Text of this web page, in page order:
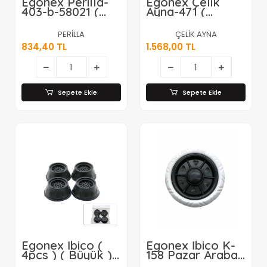
403-b-58021 (
Lüx ) ( 3
Tekerlekli )
Metal Pazar
Arabası*4=k
PERİLLA
834,40 TL
Sepete Ekle
Ayna-471 (
Plastik & Metal
Destekli & Frenli
) ( Gri ) Çeksür
Makine Ayak*6
ÇELİK AYNA
1.568,00 TL
Sepete Ekle
Egonex İbico (
4pcs ) ( Büyük ) (
Egonex İbico K-
158 Pazar Araba